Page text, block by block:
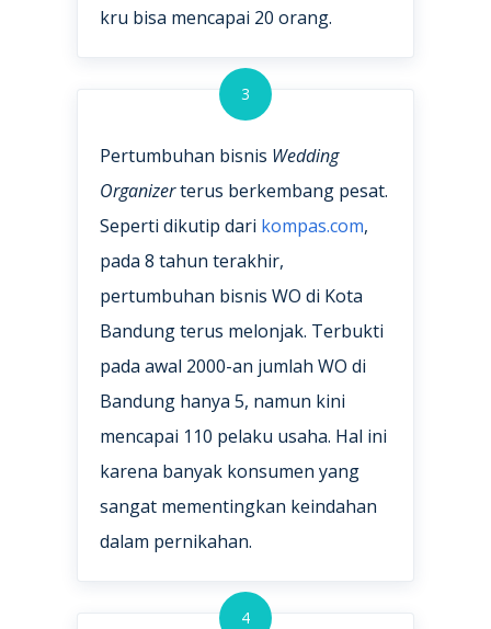
kru bisa mencapai 20 orang.
3
Pertumbuhan bisnis Wedding
Organizerterus berkembang pesat.
Seperti dikutip dari kompas.com,
pada 8 tahun terakhir,
pertumbuhan bisnis WO di Kota
Bandung terus melonjak. Terbukti
pada awal 2000-an jumlah WO di
Bandung hanya 5, namun kini
mencapai 110 pelaku usaha. Hal ini
karena banyak konsumen yang
sangat mementingkan keindahan
dalam pernikahan.
4